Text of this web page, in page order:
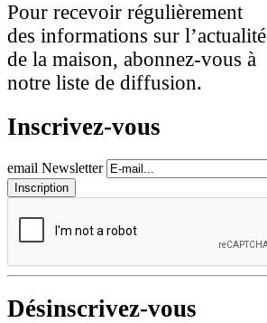
Pour recevoir régulièrement
des informations sur l’actualité
de la maison, abonnez-vous à
notre liste de diffusion.
Inscrivez-vous
email Newsletter
Désinscrivez-vous